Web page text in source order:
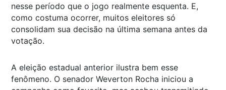
nesse período que o jogo realmente esquenta. E,
como costuma ocorrer, muitos eleitores só
consolidam sua decisão na última semana antes da
votação.
A eleição estadual anterior ilustra bem esse
fenômeno. O senador Weverton Rocha iniciou a